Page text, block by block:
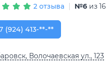
2 отзыва №6 из 16
(924) 413-17-96
(924) 413-**-**
Волочаевская ул., 123